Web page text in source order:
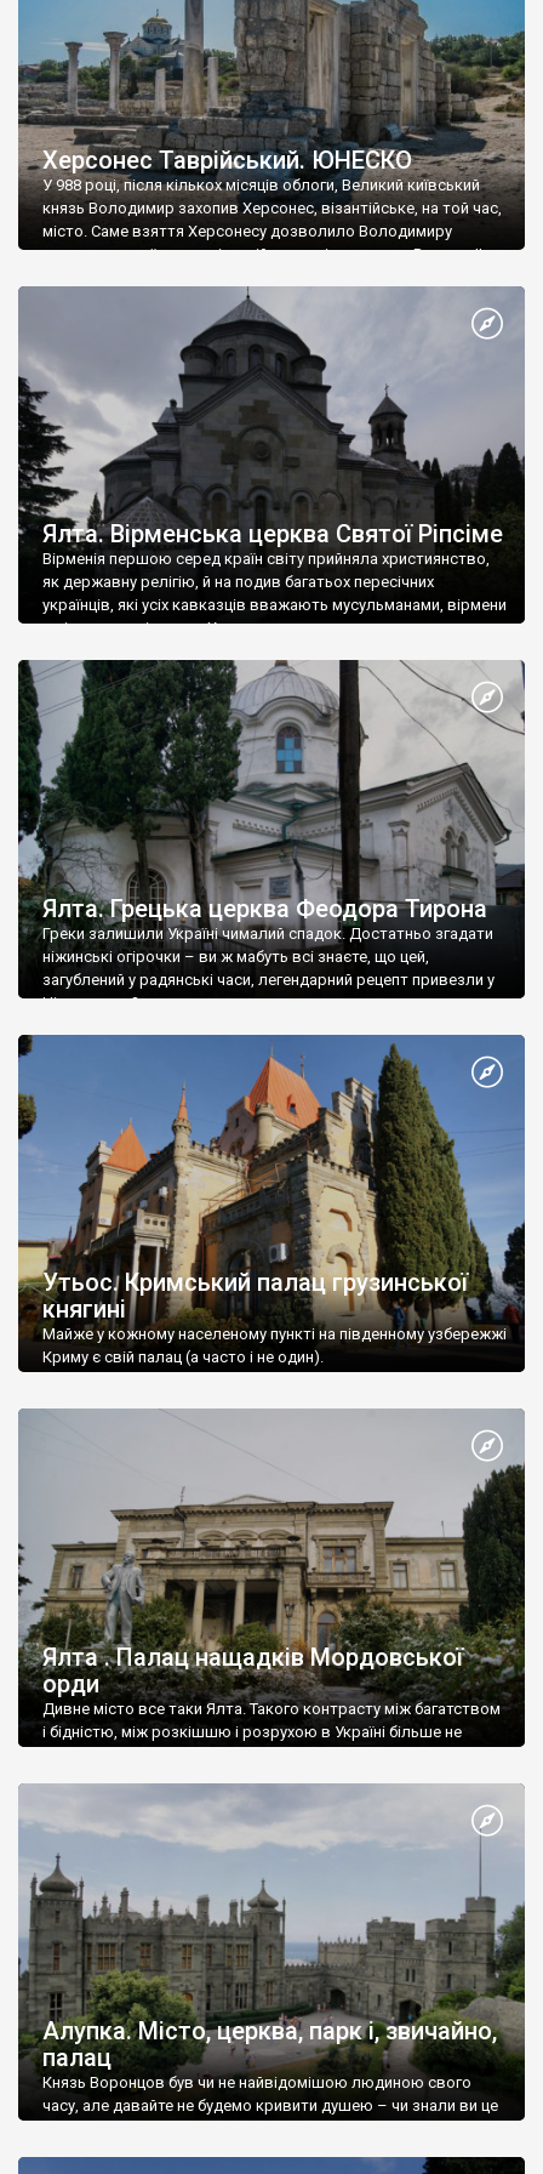
Херсонес Таврійський. ЮНЕСКО
У 988 році, після кількох місяців облоги, Великий київський
князь Володимир захопив Херсонес, візантійське, на той час,
місто. Саме взяття Херсонесу дозволило Володимиру
диктувати свої умови візантійському імператору Василю ІІ, та
Херсонесі Володимир-язичник, став Василем-християнином.
А потім було Хрещення Русі. На честь Херсонесу Таврійського
Ялта. Вірменська церква Святої Ріпсіме
Вірменія першою серед країн світу прийняла християнство,
як державну релігію, й на подив багатьох пересічних
українців, які усіх кавказців вважають мусульманами, вірмени
є відданими вірянами Христа
Ялта. Грецька церква Феодора Тирона
Греки залишили Україні чималий спадок. Достатньо згадати
ніжинські огірочки – ви ж мабуть всі знаєте, що цей,
загублений у радянські часи, легендарний рецепт привезли у
Ніжин греки?
Утьос. Кримський палац грузинської
княгині
Майже у кожному населеному пункті на південному узбережжі
Криму є свій палац (а часто і не один).
Ялта . Палац нащадків Мордовської
орди
Дивне місто все таки Ялта. Такого контрасту між багатством
і бідністю, між розкішшю і розрухою в Україні більше не
Алупка. Місто, церква, парк і, звичайно,
палац
Князь Воронцов був чи не найвідомішою людиною свого
часу, але давайте не будемо кривити душею – чи знали ви це